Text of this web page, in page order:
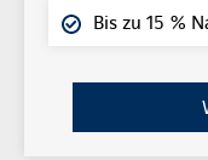
Bis zu 15 %